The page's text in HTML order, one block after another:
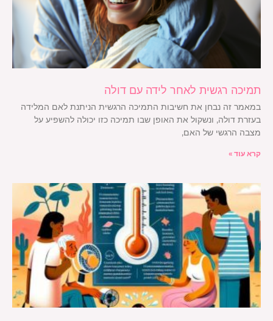
תמיכה רגשית לאחר לידה עם דולה
במאמר זה נבחן את חשיבות התמיכה הרגשית הניתנת לאם המלידה
בעזרת דולה, ונשקול את האופן שבו תמיכה כזו יכולה להשפיע על
מצבה הרגשי של האם,
קרא עוד »